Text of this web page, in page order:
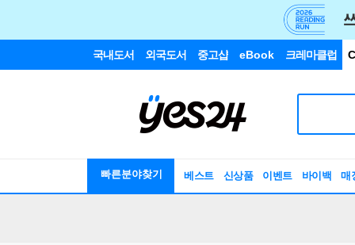
국내도서 외국도서 중고샵 eBook 크레마클럽
빠른분야찾기 베스트 신상품 이벤트 바이백 매